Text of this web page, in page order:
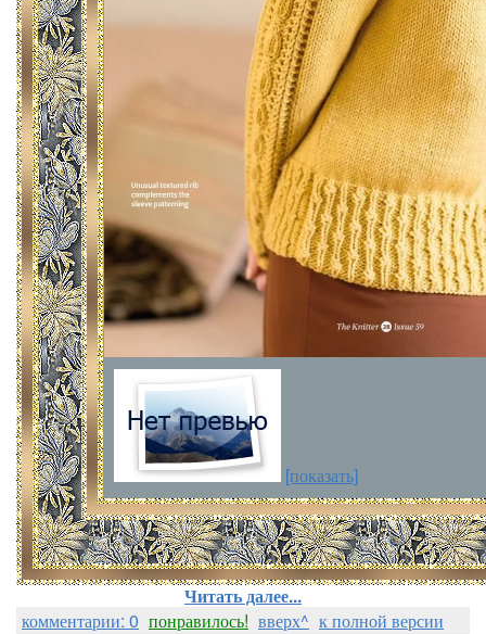
[показать]
Читать далее...
комментарии: 0 понравилось! вверх^ к полной версии